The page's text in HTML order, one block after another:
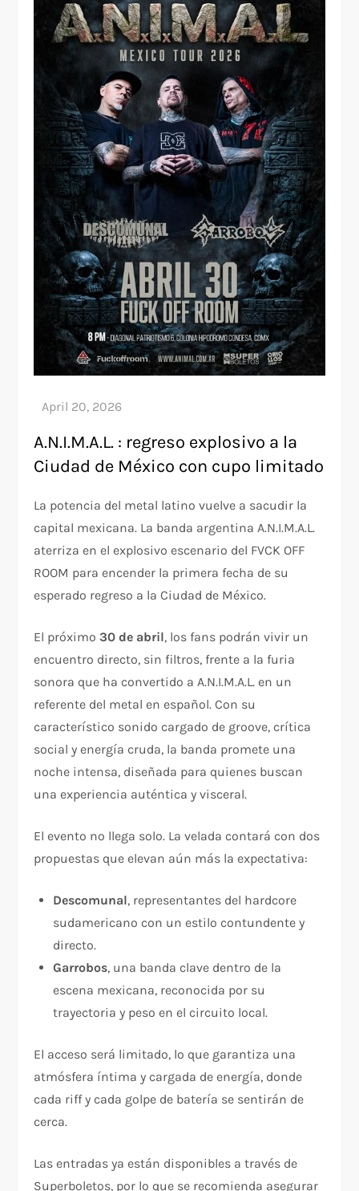
A.N.I.M.A.L. : regreso explosivo a la
Ciudad de México con cupo limitado
La potencia del metal latino vuelve a sacudir la
capital mexicana. La banda argentina A.N.I.M.A.L.
aterriza en el explosivo escenario del FVCK OFF
ROOM para encender la primera fecha de su
esperado regreso a la Ciudad de México.
El próximo30 de abril, los fans podrán vivir un
encuentro directo, sin filtros, frente a la furia
sonora que ha convertido a A.N.I.M.A.L. en un
referente del metal en español. Con su
característico sonido cargado de groove, crítica
social y energía cruda, la banda promete una
noche intensa, diseñada para quienes buscan
una experiencia auténtica y visceral.
El evento no llega solo. La velada contará con dos
propuestas que elevan aún más la expectativa:
Descomunal, representantes del hardcore
sudamericano con un estilo contundente y
directo.
Garrobos, una banda clave dentro de la
escena mexicana, reconocida por su
trayectoria y peso en el circuito local.
El acceso será limitado, lo que garantiza una
atmósfera íntima y cargada de energía, donde
cada riff y cada golpe de batería se sentirán de
cerca.
Las entradas ya están disponibles a través de
Superboletos, por lo que se recomienda asegurar